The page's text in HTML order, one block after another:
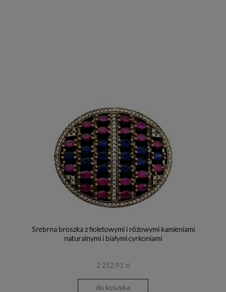
Srebrna broszka z fioletowymi i różowymi kamieniami
naturalnymi i białymi cyrkoniami
2 252,91 zł
do koszyka